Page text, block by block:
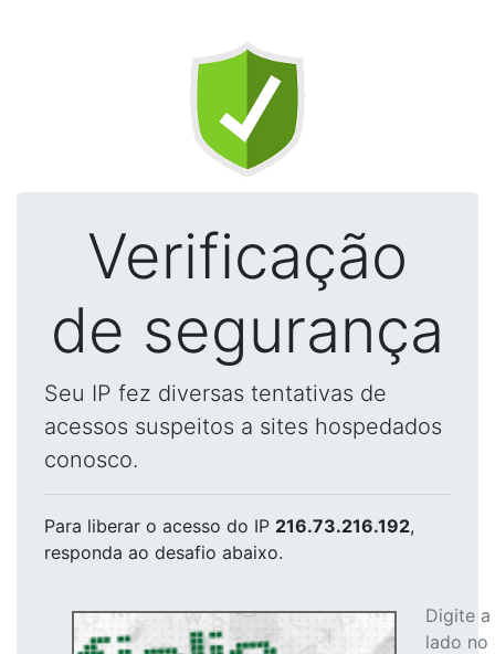
Verificação
de segurança
Seu IP fez diversas tentativas de
acessos suspeitos a sites hospedados
conosco.
Para liberar o acesso do IP 216.73.216.192,
responda ao desafio abaixo.
Digite
lado no